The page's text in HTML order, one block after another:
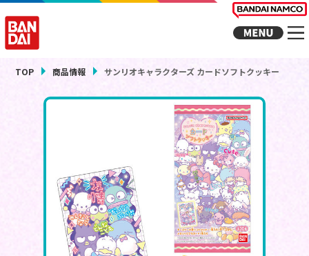
TOP 商品情報 サンリオキャラクターズ カードソフトクッキー